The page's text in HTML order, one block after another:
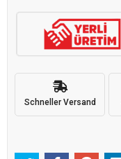
Schneller Versand